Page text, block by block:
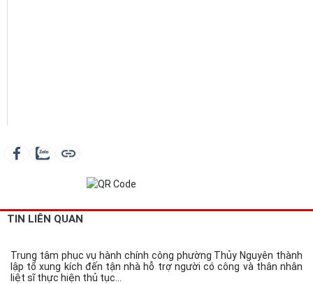
TIN LIÊN QUAN
Trung tâm phục vụ hành chính công phường Thủy Nguyên thành
lập tổ xung kích đến tận nhà hỗ trợ người có công và thân nhân
liệt sĩ thực hiện thủ tục...